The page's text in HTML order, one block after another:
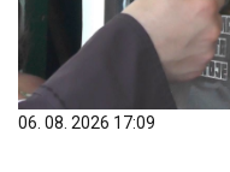
06. 08. 2026 17:09